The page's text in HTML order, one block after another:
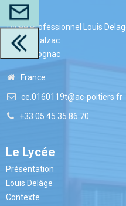
Lycée Professionnel Louis
27 Rue Balzac
16100 Cognac
France
ce.0160119t@ac-poitiers.fr
+33 05 45 35 86 70
Le Lycée
Présentation
Louis Delâge
Contexte